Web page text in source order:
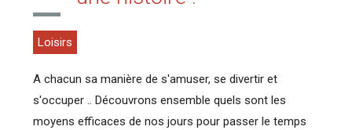
Loisirs
A chacun sa manière de s'amuser, se divertir et
s'occuper .. Découvrons ensemble quels sont les
moyens efficaces de nos jours pour passer le temps